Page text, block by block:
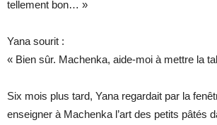
tellement bon… »
Yana sourit :
« Bien sûr. Machenka, aide-moi à mettre la
Six mois plus tard, Yana regardait par la
enseigner à Machenka l’art des petits pâtés